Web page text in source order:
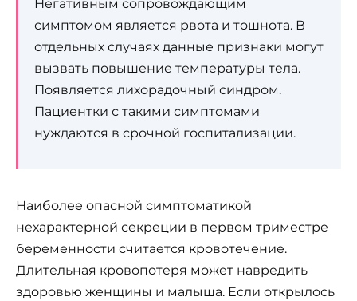
Негативным сопровождающим
симптомом является рвота и тошнота. В
отдельных случаях данные признаки могут
вызвать повышение температуры тела.
Появляется лихорадочный синдром.
Пациентки с такими симптомами
нуждаются в срочной госпитализации.
Наиболее опасной симптоматикой
нехарактерной секреции в первом триместре
беременности считается кровотечение.
Длительная кровопотеря может навредить
здоровью женщины и малыша. Если открылось